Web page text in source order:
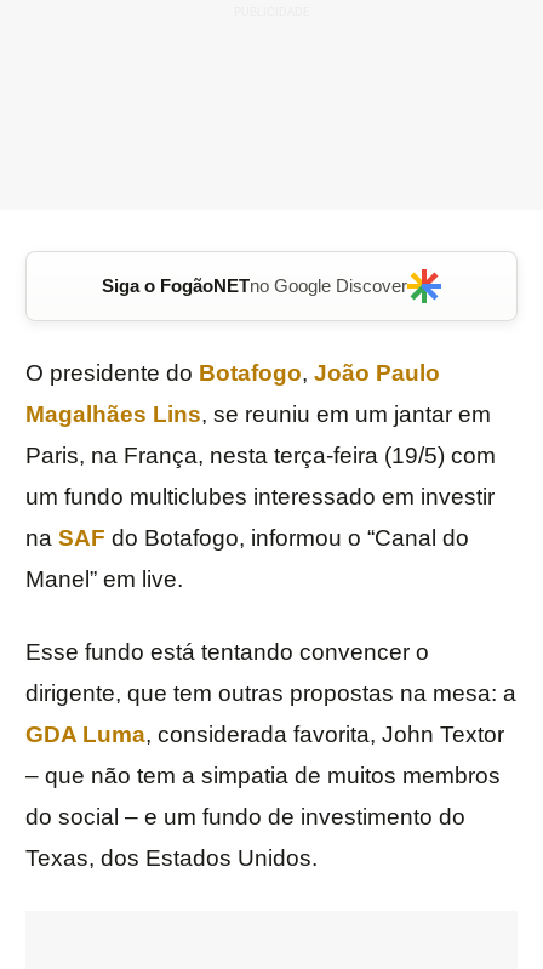
Siga o FogãoNETno Google Discover
O presidente do Botafogo, João Paulo
Magalhães Lins, se reuniu em um jantar em
Paris, na França, nesta terça-feira (19/5) com
um fundo multiclubes interessado em investir
na SAF do Botafogo, informou o “Canal do
Manel” em live.
Esse fundo está tentando convencer o
dirigente, que tem outras propostas na mesa: a
GDA Luma, considerada favorita, John Textor
– que não tem a simpatia de muitos membros
do social – e um fundo de investimento do
Texas, dos Estados Unidos.